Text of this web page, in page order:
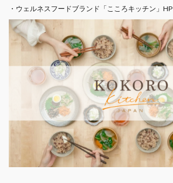
・ウェルネスフードブランド「こころキッチン」HP